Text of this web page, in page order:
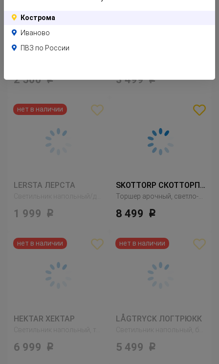
2 500Р 3 499Р
LERSTA ЛЕРСТА
1 999 Р
SKOTTORP СКОТТОРП / SKAFTET СКАФТЕТ
8 499 Р
HEKTAR ХЕКТАР
6 999 Р
LÅGTRYCK ЛОГТРЮКК
5 499 Р
Кострома
Иваново
ПВЗ по России